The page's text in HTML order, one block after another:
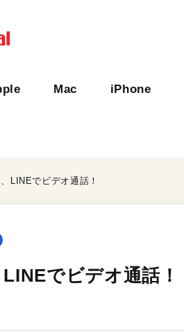
Mac iPhone
LINEでビデオ通話！
でビデオ通話！